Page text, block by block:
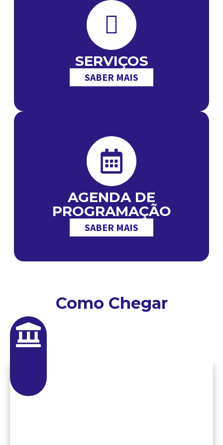
SERVIÇOS
SABER MAIS
AGENDA DE
PROGRAMAÇÃO
SABER MAIS
Como Chegar